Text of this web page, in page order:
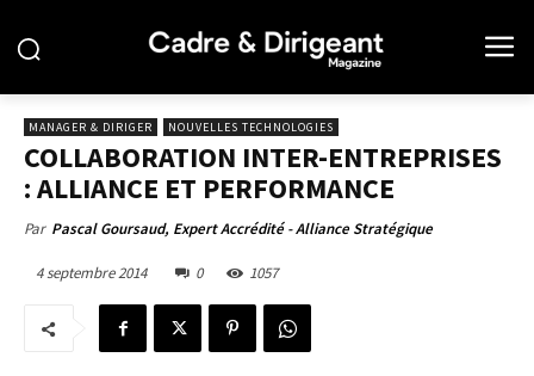
MANAGER & DIRIGER NOUVELLES TECHNOLOGIES
COLLABORATION INTER-ENTREPRISES
: ALLIANCE ET PERFORMANCE
Par Pascal Goursaud, Expert Accrédité - Alliance Stratégique
4 septembre 2014 0 1057